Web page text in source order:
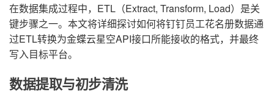
在数据集成过程中，ETL（Extract, Transform, Load）是关
键步骤之一。本文将详细探讨如何将钉钉员工花名册数据通
过ETL转换为金蝶云星空API接口所能接收的格式，并最终
写入目标平台。
数据提取与初步清洗